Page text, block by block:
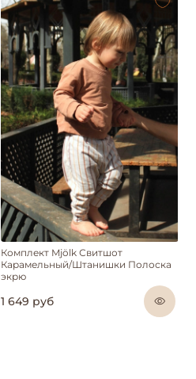
Комплект Mjölk Свитшот
Карамельный/Штанишки Полоска
экрю
1 649 руб